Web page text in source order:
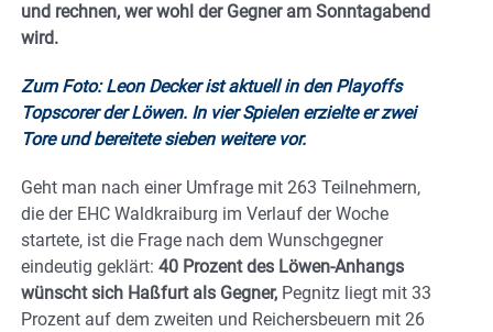
und rechnen, wer wohl der Gegner am Sonntagabend
wird.
Zum Foto: Leon Decker ist aktuell in den Playoffs
Topscorer der Löwen. In vier Spielen erzielte er zwei
Tore und bereitete sieben weitere vor.
Geht man nach einer Umfrage mit 263 Teilnehmern,
die der EHC Waldkraiburg im Verlauf der Woche
startete, ist die Frage nach dem Wunschgegner
eindeutig geklärt: 40 Prozent des Löwen-Anhangs
wünscht sich Haßfurt als Gegner, Pegnitz liegt mit 33
Prozent auf dem zweiten und Reichersbeuern mit 26